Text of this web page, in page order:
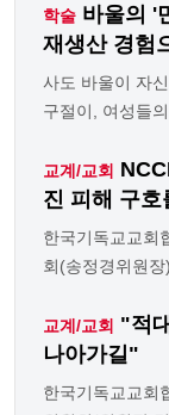
학술 바울의 '
재생산 경험
사도 바울이 자
구절이, 여성들
교계/교회
진 피해 구
한국기독교교회
회(송정경위원장
교계/교회 "적
나아가길"
한국기독교교회